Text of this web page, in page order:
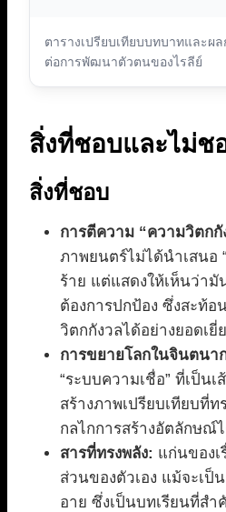
ตารางเปรียบเทียบบทบาทและผ
ต่อการพัฒนาตัวตนของไรลีย์
สิ่งที่ชอบและไม่ช
สิ่งที่ชอบ
การตีความ “ความวิตกกั
ภาพยนตร์ไม่ได้นำเสนอ
ร้าย แต่แสดงให้เห็นว่ามั
ต้องการปกป้อง ซึ่งสะท้อ
วิตกกังวลได้อย่างยอดเยี่
การขยายโลกในจินตนา
“ระบบความเชื่อ” ที่เป็น
สร้างภาพเปรียบเทียบที่ท
กลไกการสร้างอัตลักษณ์
สารที่ทรงพลัง: แก่นของเ
ส่วนของตัวเอง แม้จะเป็
อาย ซึ่งเป็นบทเรียนที่ส